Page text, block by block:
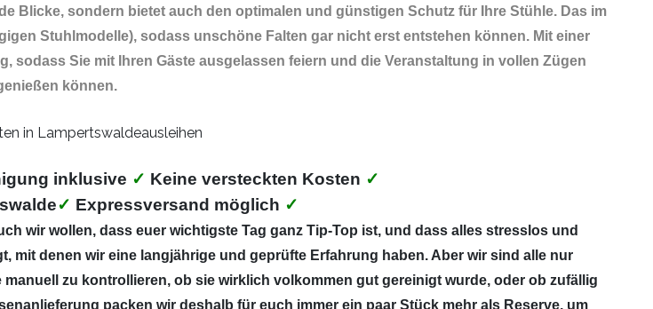
Blicke, sondern bietet auch den optimalen und günstigen Schutz für Ihre Stühle. Das im
Stuhlmodelle), sodass unschöne Falten gar nicht erst entstehen können. Mit einer
sodass Sie mit Ihren Gäste ausgelassen feiern und die Veranstaltung in vollen Zügen
können.
inklusive ✓ Keine versteckten Kosten ✓
✓ Expressversand möglich ✓
wir wollen, dass euer wichtigste Tag ganz Tip-Top ist, und dass alles stresslos und
mit denen wir eine langjährige und geprüfte Erfahrung haben. Aber wir sind alle nur
zu kontrollieren, ob sie wirklich volkommen gut gereinigt wurde, oder ob zufällig
packen wir deshalb für euch immer ein paar Stück mehr als Reserve, um